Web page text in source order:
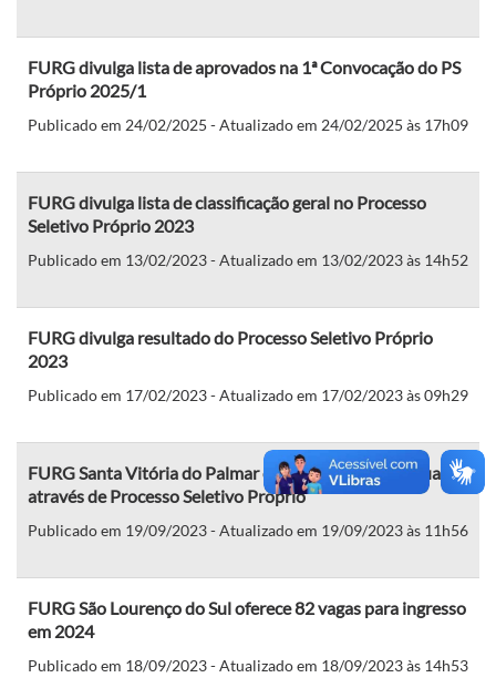
FURG divulga lista de aprovados na 1ª Convocação do PS
Próprio 2025/1
Publicado em 24/02/2025 - Atualizado em 24/02/2025 às 17h09
FURG divulga lista de classificação geral no Processo
Seletivo Próprio 2023
Publicado em 13/02/2023 - Atualizado em 13/02/2023 às 14h52
FURG divulga resultado do Processo Seletivo Próprio
2023
Publicado em 17/02/2023 - Atualizado em 17/02/2023 às 09h29
FURG Santa Vitória do Palmar oferta cursos de graduação
através de Processo Seletivo Próprio
Publicado em 19/09/2023 - Atualizado em 19/09/2023 às 11h56
FURG São Lourenço do Sul oferece 82 vagas para ingresso
em 2024
Publicado em 18/09/2023 - Atualizado em 18/09/2023 às 14h53